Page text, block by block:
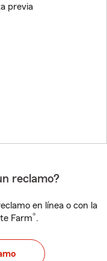
previa
reclamo?
en línea o con la
Farm®.